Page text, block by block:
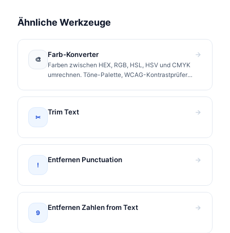
Ähnliche Werkzeuge
🎨
Farb-Konverter
Farben zwischen HEX, RGB, HSL, HSV und CMYK
umrechnen. Töne-Palette, WCAG-Kontrastprüfer
✂
Trim Text
!
Entfernen Punctuation
9
Entfernen Zahlen from Text